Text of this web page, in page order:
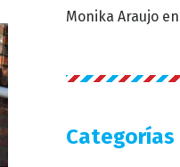
Monika Araujo en
Categorías